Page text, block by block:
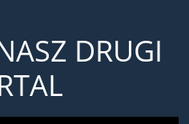
DRUGI